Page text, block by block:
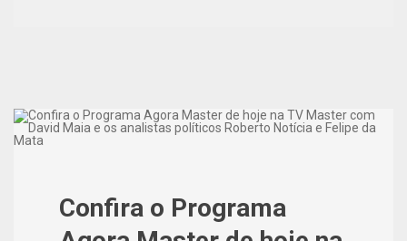
Confira o Programa